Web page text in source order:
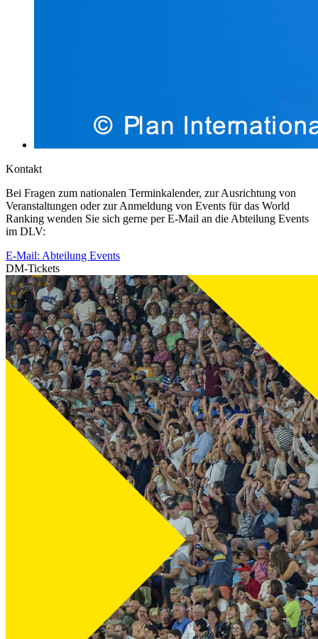
Kontakt
Bei Fragen zum nationalen Terminkalender, zur Ausrichtung von
Veranstaltungen oder zur Anmeldung von Events für das World
Ranking wenden Sie sich gerne per E-Mail an die Abteilung Events
im DLV:
E-Mail: Abteilung Events
DM-Tickets